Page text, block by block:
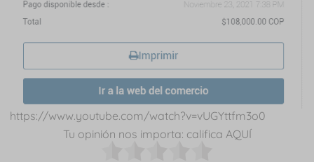
https://www.youtube.com/watch?v=vUGYttfm3o0
Tu opinión nos importa: califica AQUÍ